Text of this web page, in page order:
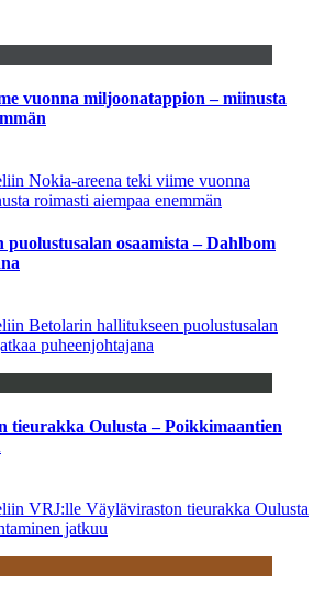
vuonna miljoonatappion – miinusta
Nokia-areena teki viime vuonna
roimasti aiempaa enemmän
osaamista – Dahlbom
Betolarin hallitukseen puolustusalan
puheenjohtajana
tieurakka Oulusta – Poikkimaantien
VRJ:lle Väyläviraston tieurakka Oulusta
jatkuu